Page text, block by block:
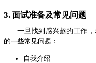
3. 面试准备及常见问题
一旦找到感兴趣的工作
的一些常见问题：
自我介绍